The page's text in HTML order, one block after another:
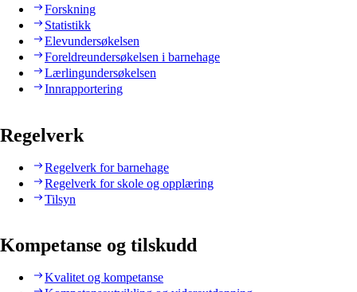
Forskning
Statistikk
Elevundersøkelsen
Foreldreundersøkelsen i barnehage
Lærlingundersøkelsen
Innrapportering
Regelverk
Regelverk for barnehage
Regelverk for skole og opplæring
Tilsyn
Kompetanse og tilskudd
Kvalitet og kompetanse